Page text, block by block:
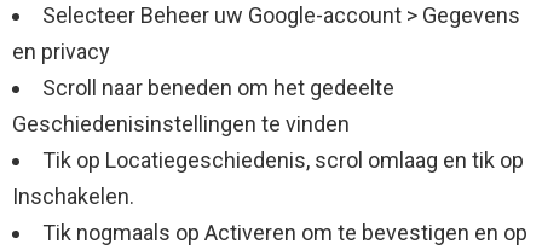
Selecteer Beheer uw Google-account > Gegevens
en privacy
Scroll naar beneden om het gedeelte
Geschiedenisinstellingen te vinden
Tik op Locatiegeschiedenis, scrol omlaag en tik op
Inschakelen.
Tik nogmaals op Activeren om te bevestigen en op